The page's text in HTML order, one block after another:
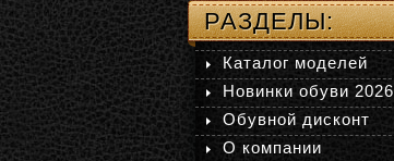
РАЗДЕЛЫ:
Каталог моделей
Новинки обуви 2026
Обувной дисконт
О компании